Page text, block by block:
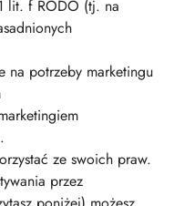
lit. f RODO (tj. na
na potrzeby marketingu
ze swoich praw.
przez